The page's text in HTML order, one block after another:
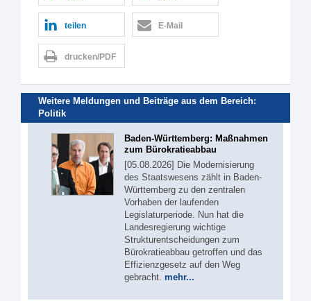
teilen E-Mail
drucken/PDF
Weitere Meldungen und Beiträge aus dem Bereich:
Politik
Baden-Württemberg: Maßnahmen
zum Bürokratieabbau
[05.08.2026] Die Modernisierung
des Staatswesens zählt in Baden-
Württemberg zu den zentralen
Vorhaben der laufenden
Legislaturperiode. Nun hat die
Landesregierung wichtige
Strukturentscheidungen zum
Bürokratieabbau getroffen und das
Effizienzgesetz auf den Weg
gebracht. mehr...